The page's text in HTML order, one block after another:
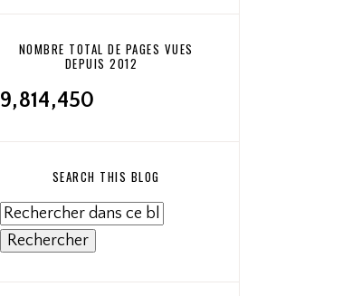
NOMBRE TOTAL DE PAGES VUES
DEPUIS 2012
9,814,450
SEARCH THIS BLOG